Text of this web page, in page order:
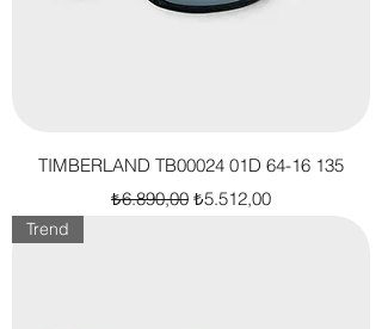
TIMBERLAND TB00024 01D 64-16 135
Normal Fiyat
₺6.890,00 İndirimli Fiyat
₺5.512,00
Trend